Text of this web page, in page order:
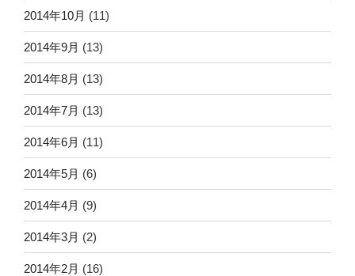
2014年10月 (11)
2014年9月 (13)
2014年8月 (13)
2014年7月 (13)
2014年6月 (11)
2014年5月 (6)
2014年4月 (9)
2014年3月 (2)
2014年2月 (16)